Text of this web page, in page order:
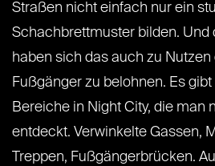
Straßen nicht einfach nur ein
Schachbrettmuster bilden. Und
haben sich das auch zu
Fußgänger zu belohnen. Es
Bereiche in Night City, die man
entdeckt. Verwinkelte Gassen,
Treppen, Fußgängerbrücken.